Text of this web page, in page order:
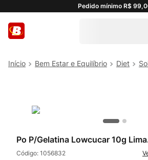
Pedido mínimo R$
Bem Estar e Equilíbrio Diet
Po P/Gelatina Lowcucar 10g
Código: 1056832